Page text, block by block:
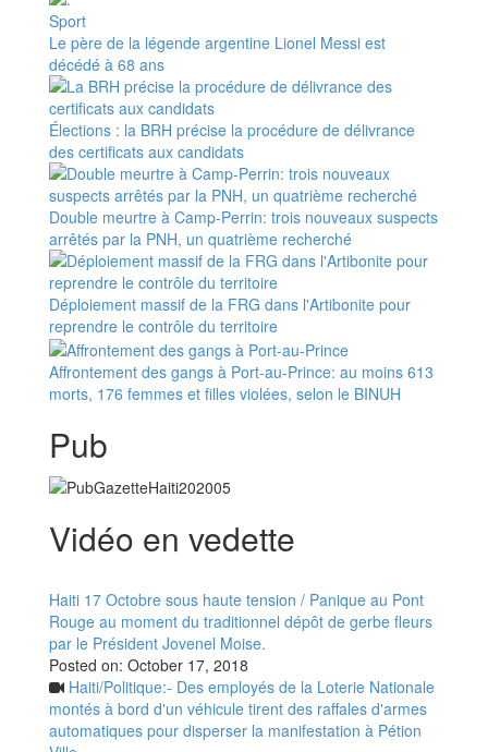
Sport
Le père de la légende argentine Lionel Messi est
décédé à 68 ans
Élections : la BRH précise la procédure de délivrance
des certificats aux candidats
Double meurtre à Camp-Perrin: trois nouveaux suspects
arrêtés par la PNH, un quatrième recherché
Déploiement massif de la FRG dans l'Artibonite pour
reprendre le contrôle du territoire
Affrontement des gangs à Port-au-Prince: au moins 613
morts, 176 femmes et filles violées, selon le BINUH
Pub
Vidéo en vedette
Haiti 17 Octobre sous haute tension / Panique au Pont
Rouge au moment du traditionnel dépôt de gerbe fleurs
par le Président Jovenel Moise.
Posted on: October 17, 2018
Haiti/Politique:- Des employés de la Loterie Nationale
montés à bord d'un véhicule tirent des raffales d'armes
automatiques pour disperser la manifestation à Pétion